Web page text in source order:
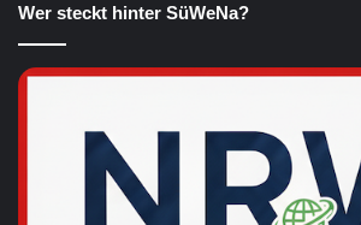
Wer steckt hinter SüWeNa?